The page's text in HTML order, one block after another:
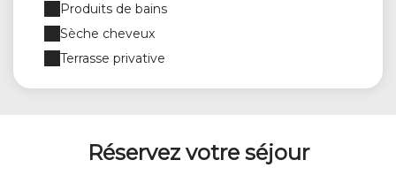
Produits de bains
Sèche cheveux
Terrasse privative
Réservez votre séjour